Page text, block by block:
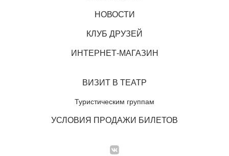
НОВОСТИ
КЛУБ ДРУЗЕЙ
ИНТЕРНЕТ-МАГАЗИН
ВИЗИТ В ТЕАТР
Туристическим группам
УСЛОВИЯ ПРОДАЖИ БИЛЕТОВ